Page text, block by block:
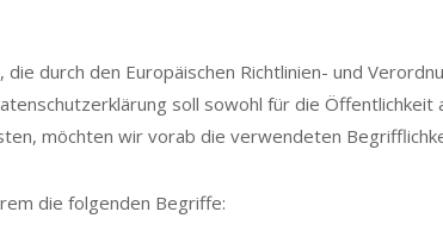
durch den Europäischen Richtlinien- und
soll sowohl für die
möchten wir vorab die verwendeten
die folgenden Begriffe: